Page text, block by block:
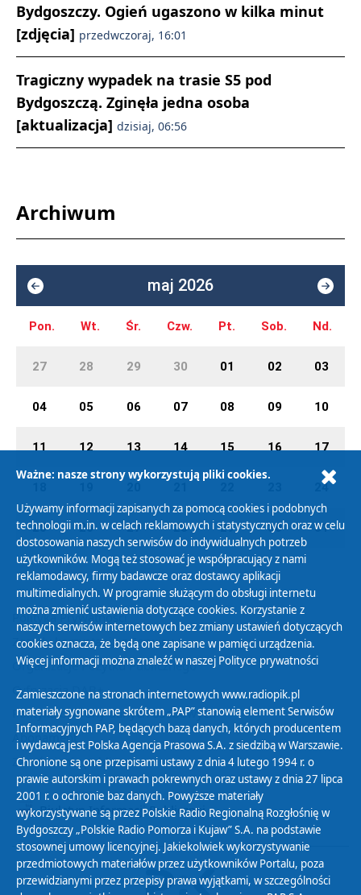
Bydgoszczy. Ogień ugaszono w kilka minut
[zdjęcia] przedwczoraj, 16:01
Tragiczny wypadek na trasie S5 pod
Bydgoszczą. Zginęła jedna osoba
[aktualizacja] dzisiaj, 06:56
Archiwum
maj 2026
Pon. Wt. Śr. Czw. Pt. Sob. Nd.
27 28 29 30 01 02 03
04 05 06 07 08 09 10
11 12 13 14 15 16 17
24
25 26 27 28 29 30 31
Polityka Prywatności
Zasady korzystania z Serwisu
Organizacje Pożytku Publicznego
Cyfryzacja DAB+
Polityka ochrony danych osobowych
Abonament
Zamówienia publiczne
Biuletyn Informacji Publicznej
Ważne: nasze strony wykorzystują pliki cookies.
Używamy informacji zapisanych za pomocą cookies i podobnych
technologii m.in. w celach reklamowych i statystycznych oraz w celu
dostosowania naszych serwisów do indywidualnych potrzeb
użytkowników. Mogą też stosować je współpracujący z nami
reklamodawcy, firmy badawcze oraz dostawcy aplikacji
multimedialnych. W programie służącym do obsługi internetu
można zmienić ustawienia dotyczące cookies. Korzystanie z
naszych serwisów internetowych bez zmiany ustawień dotyczących
cookies oznacza, że będą one zapisane w pamięci urządzenia.
Więcej informacji można znaleźć w naszej Polityce prywatności
Zamieszczone na stronach internetowych www.radiopik.pl
materiały sygnowane skrótem „PAP” stanowią element Serwisów
Informacyjnych PAP, będących bazą danych, których producentem
i wydawcą jest Polska Agencja Prasowa S.A. z siedzibą w Warszawie.
Chronione są one przepisami ustawy z dnia 4 lutego 1994 r. o
prawie autorskim i prawach pokrewnych oraz ustawy z dnia 27 lipca
2001 r. o ochronie baz danych. Powyższe materiały
wykorzystywane są przez Polskie Radio Regionalną Rozgłośnię w
Bydgoszczy „Polskie Radio Pomorza i Kujaw” S.A. na podstawie
stosownej umowy licencyjnej. Jakiekolwiek wykorzystywanie
przedmiotowych materiałów przez użytkowników Portalu, poza
przewidzianymi przez przepisy prawa wyjątkami, w szczególności